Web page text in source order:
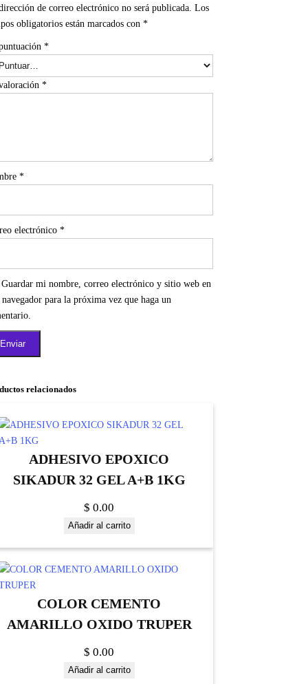
de correo electrónico no será publicada. Los
obligatorios están marcados con *
*
*
*
electrónico *
Guardar mi nombre, correo electrónico y sitio web en
navegador para la próxima vez que haga un
relacionados
ADHESIVO EPOXICO
SIKADUR 32 GEL A+B 1KG
$ 0.00
Añadir al carrito
COLOR CEMENTO
AMARILLO OXIDO TRUPER
$ 0.00
Añadir al carrito